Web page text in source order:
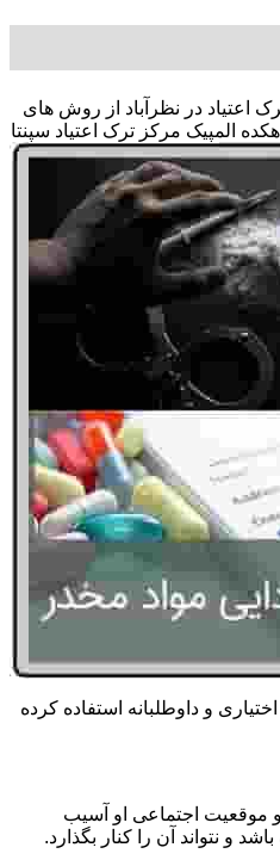
اعتیاد در نظرآباد از روش های
المپیک مرکز ترک اعتیاد سپنتا
و داوطلبانه استفاده کرده
موقعیت اجتماعی او آسیب
و نتواند آن را کنار بگذارد.